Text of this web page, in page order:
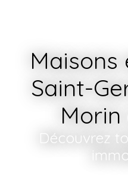
Maisons
Saint-
Morin
Découvrez